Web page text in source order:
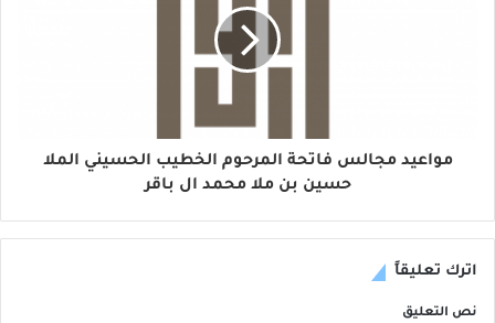
مواعيد مجالس فاتحة المرحوم الخطيب الحسيني الملا
حسين بن ملا محمد ال باقر
اترك تعليقاً
نص التعليق